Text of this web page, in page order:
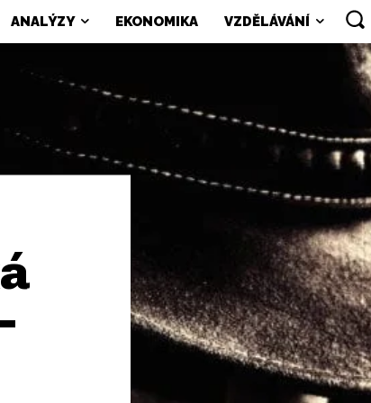
ANALÝZY EKONOMIKA VZDĚLÁVÁNÍ